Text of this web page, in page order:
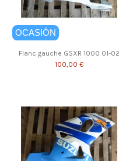
OCASIÓN
Flanc gauche GSXR 1000 01-02
100,00 €